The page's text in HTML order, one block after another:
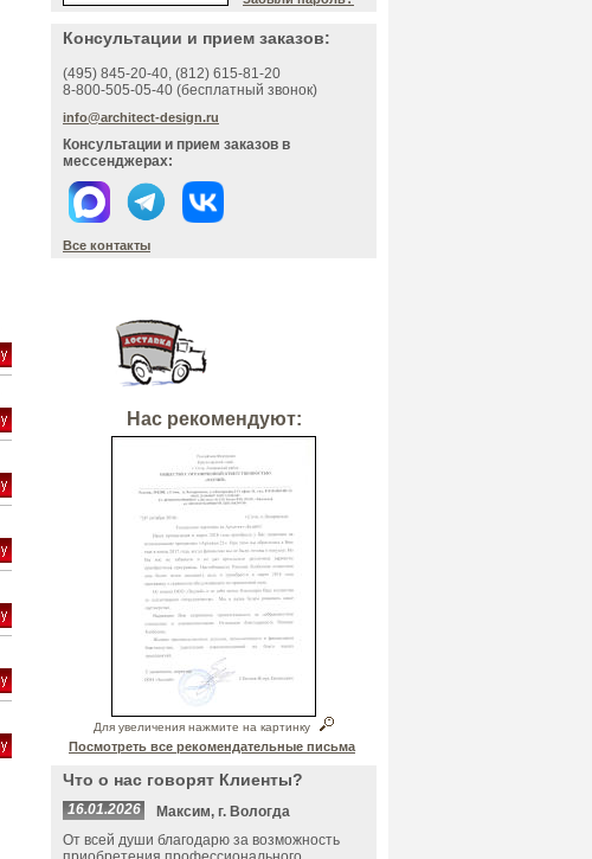
Консультации и прием заказов:
(495) 845-20-40, (812) 615-81-20
8-800-505-05-40 (бесплатный звонок)
info@architect-design.ru
Консультации и прием заказов в
мессенджерах:
Все контакты
Нас рекомендуют:
Для увеличения нажмите на картинку
Посмотреть все рекомендательные письма
Что о нас говорят Клиенты?
16.01.2026
Максим, г. Вологда
От всей души благодарю за возможность